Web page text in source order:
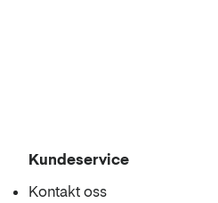
Kundeservice
Kontakt oss